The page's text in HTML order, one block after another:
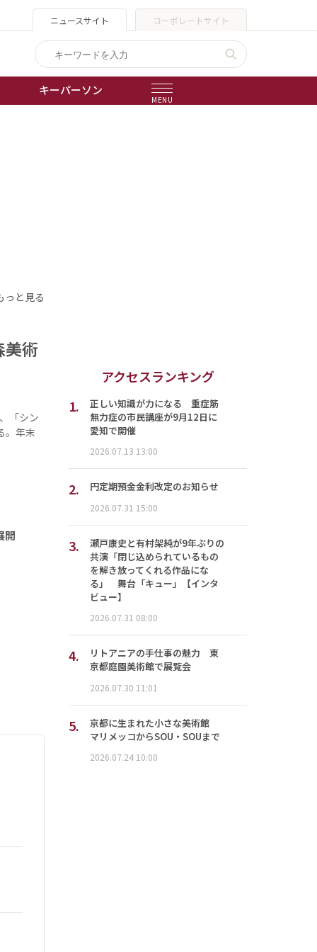
ニュースサイト コーポレートサイト
キーパーソン
MENU
っと見る
術
「シン
。年末
開
アクセスランキング
1.
正しい知識が力になる 重症筋
無力症の市民講座が9月12日に
愛知で開催
2026.07.13 13:00
2. 円定期預金金利改定のお知らせ
2026.07.31 15:00
3.
瀬戸康史と有村架純が9年ぶりの
共演「閉じ込められているもの
を解き放ってくれる作品にな
る」 舞台「キュー」【インタ
ビュー】
2026.07.31 08:00
4.
リトアニアの手仕事の魅力 東
京都庭園美術館で展覧会
2026.07.30 11:01
5.
京都に生まれた小さな美術館
マリメッコからSOU・SOUまで
2026.07.24 10:00